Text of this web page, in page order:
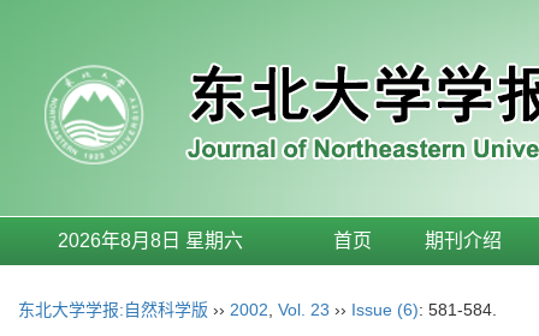
2026年8月8日 星期六 首页 期刊介绍
东北大学学报:自然科学版 ›› 2002 Vol. 23 ›› Issue (6): 581-584.